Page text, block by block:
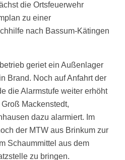
die Ortsfeuerwehr
zu einer
nach Bassum-Kätingen
geriet ein Außenlager
Brand. Noch auf Anfahrt der
die Alarmstufe weiter erhöht
Mackenstedt,
dazu alarmiert. Im
der MTW aus Brinkum zur
Schaummittel aus dem
zu bringen.